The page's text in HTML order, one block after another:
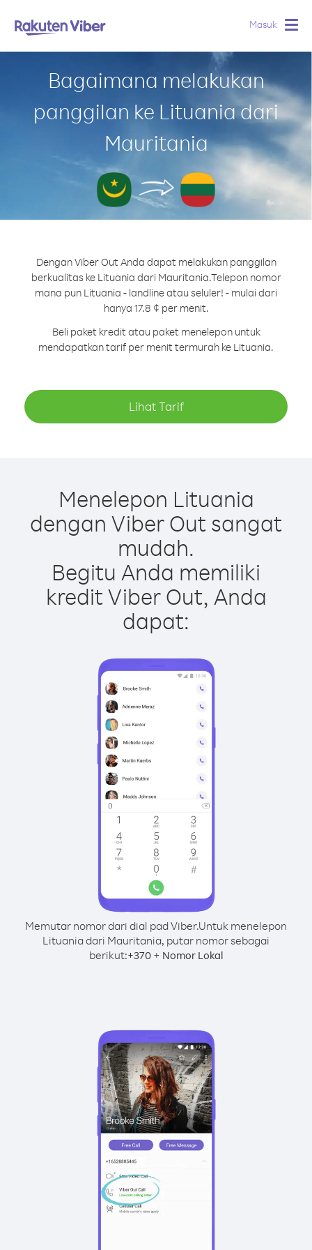
Masuk
Bagaimana melakukan
panggilan ke Lituania dari
Mauritania
Dengan Viber Out Anda dapat melakukan panggilan
berkualitas ke Lituania dari Mauritania.Telepon nomor
mana pun Lituania - landline atau seluler! - mulai dari
hanya 17.8 ¢ per menit.
Beli paket kredit atau paket menelepon untuk
mendapatkan tarif per menit termurah ke Lituania.
Lihat Tarif
Menelepon Lituania
dengan Viber Out sangat
mudah.
Begitu Anda memiliki
kredit Viber Out, Anda
dapat:
Memutar nomor dari dial pad Viber.Untuk menelepon
Lituania dari Mauritania, putar nomor sebagai
berikut:+370+ Nomor Lokal